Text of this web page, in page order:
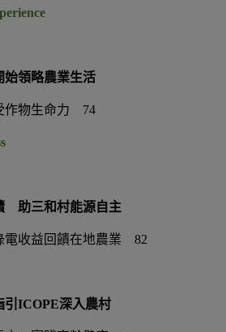
始領略農業生活
作物生命力 74
助三和村能源自主
收益回饋在地農業 82
ICOPE深入農村